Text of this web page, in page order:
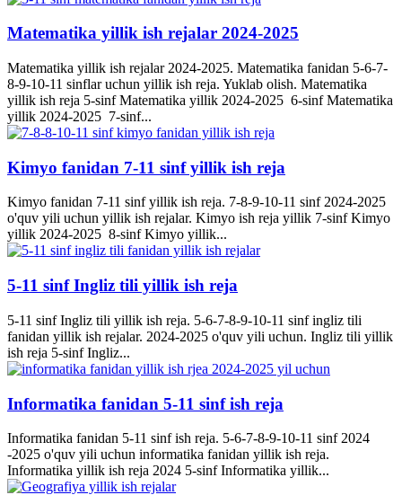
Matematika yillik ish rejalar 2024-2025
Matematika yillik ish rejalar 2024-2025. Matematika fanidan 5-6-7-
8-9-10-11 sinflar uchun yillik ish reja. Yuklab olish. Matematika
yillik ish reja 5-sinf Matematika yillik 2024-2025 6-sinf Matematika
yillik 2024-2025 7-sinf...
Kimyo fanidan 7-11 sinf yillik ish reja
Kimyo fanidan 7-11 sinf yillik ish reja. 7-8-9-10-11 sinf 2024-2025
o'quv yili uchun yillik ish rejalar. Kimyo ish reja yillik 7-sinf Kimyo
yillik 2024-2025 8-sinf Kimyo yillik...
5-11 sinf Ingliz tili yillik ish reja
5-11 sinf Ingliz tili yillik ish reja. 5-6-7-8-9-10-11 sinf ingliz tili
fanidan yillik ish rejalar. 2024-2025 o'quv yili uchun. Ingliz tili yillik
ish reja 5-sinf Ingliz...
Informatika fanidan 5-11 sinf ish reja
Informatika fanidan 5-11 sinf ish reja. 5-6-7-8-9-10-11 sinf 2024
-2025 o'quv yili uchun informatika fanidan yillik ish reja.
Informatika yillik ish reja 2024 5-sinf Informatika yillik...